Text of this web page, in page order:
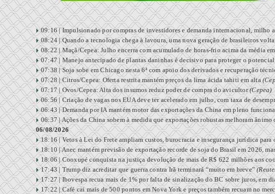
09:16 |Impulsionado por compras de investidores e demanda internacional, milho
08:24 |Quando a tecnologia chega à lavoura, uma nova geração de brasileiros
08:22 |Maçã/Cepea: Julho encerra com acumulado de horas-frio acima da média
07:47 |Manejo antecipado de plantas daninhas é decisivo para proteger o
07:38 |Soja sobe em Chicago nesta 6ª com apoio dos derivados e recuperação
07:28 |Citros/Cepea: Oferta restrita mantém preços da lima ácida tahiti em alta
07:17 | Ovos/Cepea: Alta dos insumos reduz poder de compra do avicultor(Cepea)
06:56 |Criação de vagas nos EUA deve ter acelerado em julho, com taxa de
06:43 |Demanda por IA mantém motor das exportações da China em pleno
06:37 |Ações da China sobem à medida que exportações robustas melhoram
06/08/2026
18:16 |Vetos à Lei do Frete ampliam custos, burocracia e insegurança jurídica
18:10 |Anec mantém previsão de exportação recorde de soja do Brasil em 2026,
18:06 |Cooxupé conquista na justiça devolução de mais de R$ 622 milhões aos
17:43 | Trump diz acreditar que guerra contra Irã terminará “muito em breve”
17:27 |Ibovespa recua mais de 1% por falta de sinalização do BC sobre juros, em
17:22 |Café cai mais de 500 pontos em Nova York e preços também recuam no